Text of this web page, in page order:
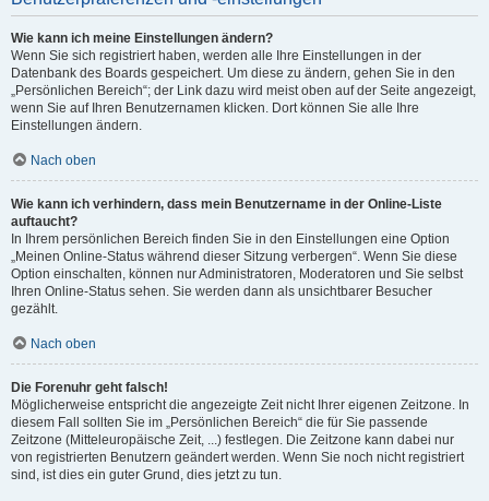
Wie kann ich meine Einstellungen ändern?
Wenn Sie sich registriert haben, werden alle Ihre Einstellungen in der
Datenbank des Boards gespeichert. Um diese zu ändern, gehen Sie in den
„Persönlichen Bereich“; der Link dazu wird meist oben auf der Seite angezeigt,
wenn Sie auf Ihren Benutzernamen klicken. Dort können Sie alle Ihre
Einstellungen ändern.
Nach oben
Wie kann ich verhindern, dass mein Benutzername in der Online-Liste
auftaucht?
In Ihrem persönlichen Bereich finden Sie in den Einstellungen eine Option
„Meinen Online-Status während dieser Sitzung verbergen“. Wenn Sie diese
Option einschalten, können nur Administratoren, Moderatoren und Sie selbst
Ihren Online-Status sehen. Sie werden dann als unsichtbarer Besucher
gezählt.
Nach oben
Die Forenuhr geht falsch!
Möglicherweise entspricht die angezeigte Zeit nicht Ihrer eigenen Zeitzone. In
diesem Fall sollten Sie im „Persönlichen Bereich“ die für Sie passende
Zeitzone (Mitteleuropäische Zeit, ...) festlegen. Die Zeitzone kann dabei nur
von registrierten Benutzern geändert werden. Wenn Sie noch nicht registriert
sind, ist dies ein guter Grund, dies jetzt zu tun.